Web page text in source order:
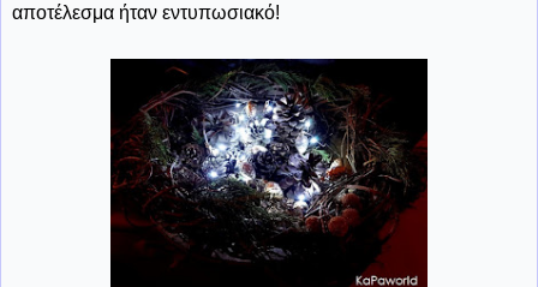
αποτέλεσμα ήταν εντυπωσιακό!